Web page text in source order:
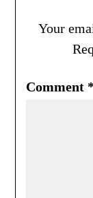
Your
Comment *